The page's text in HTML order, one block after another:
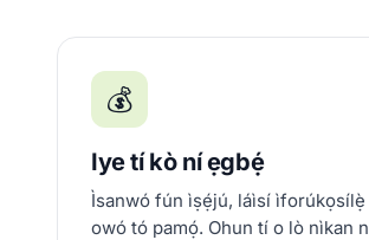
💰
Iye tí kò ní ẹgbẹ́
Ìsanwó fún ìṣẹ́jú, láìsí ìforúkọsílẹ̀
owó tó pamọ́. Ohun tí o lò nìkan